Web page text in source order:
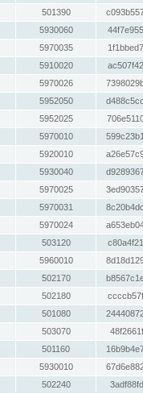
501390
5930060
5970035
5910020
5970026
5952050
5952025
5970010
5920010
5930040
5970025
5970031
5970024
503120
5960010
502170
502180
501080
503070
501160
5930010
502240